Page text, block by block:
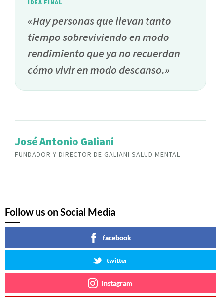
IDEA FINAL
«Hay personas que llevan tanto
tiempo sobreviviendo en modo
rendimiento que ya no recuerdan
cómo vivir en modo descanso.»
José Antonio Galiani
FUNDADOR Y DIRECTOR DE GALIANI SALUD MENTAL
Follow us on Social Media
facebook
twitter
instagram